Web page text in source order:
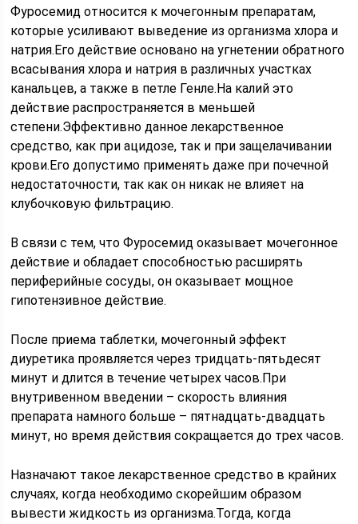
Фуросемид относится к мочегонным препаратам,
которые усиливают выведение из организма хлора и
натрия.Его действие основано на угнетении обратного
всасывания хлора и натрия в различных участках
канальцев, а также в петле Генле.На калий это
действие распространяется в меньшей
степени.Эффективно данное лекарственное
средство, как при ацидозе, так и при защелачивании
крови.Его допустимо применять даже при почечной
недостаточности, так как он никак не влияет на
клубочковую фильтрацию.
В связи с тем, что Фуросемид оказывает мочегонное
действие и обладает способностью расширять
периферийные сосуды, он оказывает мощное
гипотензивное действие.
После приема таблетки, мочегонный эффект
диуретика проявляется через тридцать-пятьдесят
минут и длится в течение четырех часов.При
внутривенном введении – скорость влияния
препарата намного больше – пятнадцать-двадцать
минут, но время действия сокращается до трех часов.
Назначают такое лекарственное средство в крайних
случаях, когда необходимо скорейшим образом
вывести жидкость из организма.Тогда, когда